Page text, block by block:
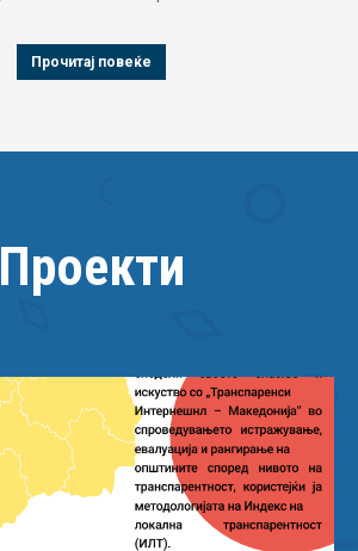
Прочитај повеќе
Проекти